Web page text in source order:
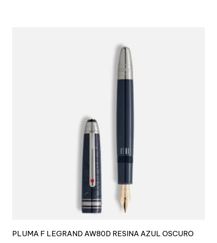
PLUMA F LEGRAND AW80D RESINA AZUL OSCURO